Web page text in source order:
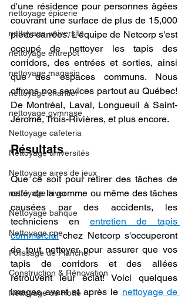
nettoyage épicerie
nettoyage universite
nettoyage entrepôt
nettoyage magasin
nettoyage chantier
nettoyage gymnase
Nettoyage cafeteria
Nettoyage universités
Nettoyage aires de jeux
nettoyage hiver
Nettoyage banque
Nettoyage cpe
Polissage de Plancher
Construction & Rénovation
Nettoyage de Hotte
d'une résidence pour personnes âgées
couvrant une surface de plus de 15,000
pieds carrées. L'équipe de Netcorp s'est
occupé de nettoyer les tapis des
corridors, des entrées et sorties, ainsi
que des espaces communs. Nous
offrons nos services partout au Québec!
De Montréal, Laval, Longueuil à Saint-
Jérome, Trois-Rivières, et plus encore.
Résultats
Que ce soit pour retirer des tâches de
café, de la gomme ou même des tâches
causées par des accidents, les
techniciens en entretien de tapis
commercial chez Netcorp s'occuperont
de tout nettoyer pour assurer que vos
tapis de corridors et des allées
retrouvent leur éclat! Voici quelques
images avant et après le nettoyage de